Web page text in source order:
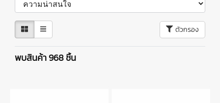
ตัวกรอง
พบสินค้า 968 ชิ้น